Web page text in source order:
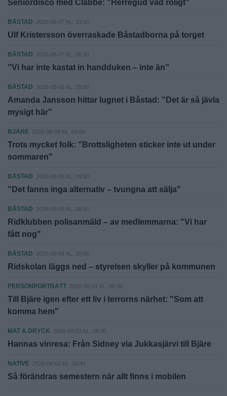
Seniordisco med Clabbe: "Herregud vad roligt"
BÅSTAD 2026-08-07 KL. 13:00
Ulf Kristersson överraskade Båstadborna på torget
BÅSTAD 2026-08-07 KL. 06:00
”Vi har inte kastat in handduken – inte än”
BÅSTAD 2026-08-06 KL. 15:00
Amanda Jansson hittar lugnet i Båstad: "Det är så jävla
mysigt här"
BJÄRE 2026-08-06 KL. 06:00
Trots mycket folk: "Brottsligheten sticker inte ut under
sommaren"
BÅSTAD 2026-08-05 KL. 09:00
"Det fanns inga alternativ – tvungna att sälja"
BÅSTAD 2026-08-05 KL. 06:00
Ridklubben polisanmäld – av medlemmarna: "Vi har
fått nog"
BÅSTAD 2026-08-04 KL. 10:56
Ridskolan läggs ned – styrelsen skyller på kommunen
PERSONPORTRÄTT 2026-08-04 KL. 06:00
Till Bjäre igen efter ett liv i terrorns närhet: "Som att
komma hem"
MAT & DRYCK 2026-08-03 KL. 06:00
Hannas vinresa: Från Sidney via Jukkasjärvi till Bjäre
NATIVE 2026-08-02 KL. 16:44
Så förändras semestern när allt finns i mobilen